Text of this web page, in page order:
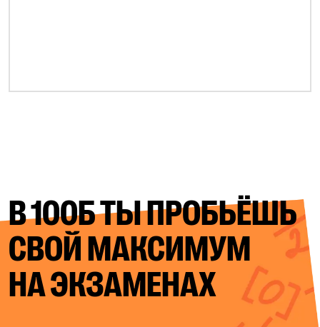
В 100Б ТЫ ПРОБЬЁШЬ
СВОЙМАКСИМУМ
НА ЭКЗАМЕНАХ